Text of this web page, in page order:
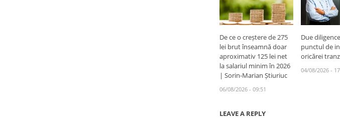
De ce o creștere de 275
lei brut înseamnă doar
aproximativ 125 lei net
la salariul minim în 2026
| Sorin-Marian Știuriuc
06/08/2026 - 09:51
Due
punctul de
oricărei
04/08/2026 -
LEAVE A REPLY